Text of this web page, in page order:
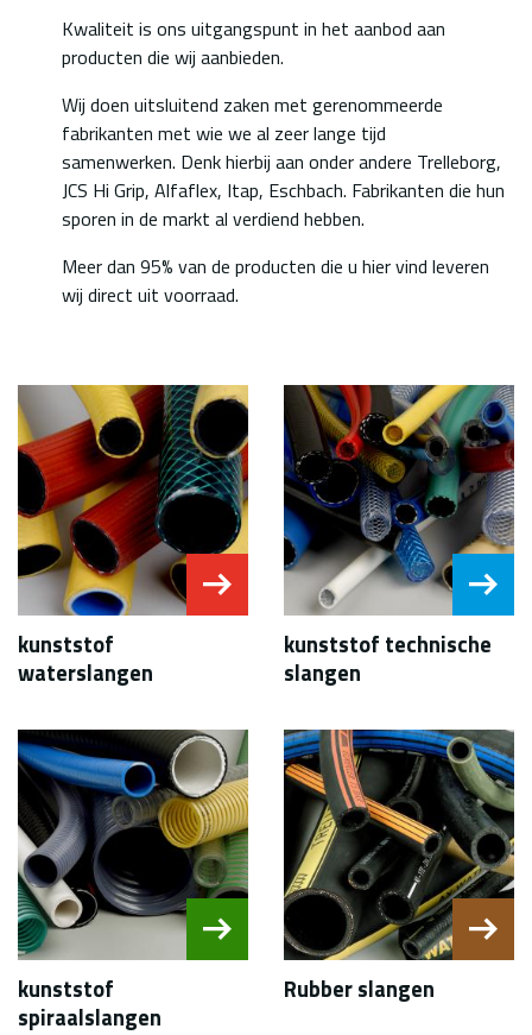
Kwaliteit is ons uitgangspunt in het aanbod aan
producten die wij aanbieden.
Wij doen uitsluitend zaken met gerenommeerde
fabrikanten met wie we al zeer lange tijd
samenwerken. Denk hierbij aan onder andere Trelleborg,
JCS Hi Grip, Alfaflex, Itap, Eschbach. Fabrikanten die hun
sporen in de markt al verdiend hebben.
Meer dan 95% van de producten die u hier vind leveren
wij direct uit voorraad.
kunststof
waterslangen
kunststof technische
slangen
kunststof
spiraalslangen
Rubber slangen